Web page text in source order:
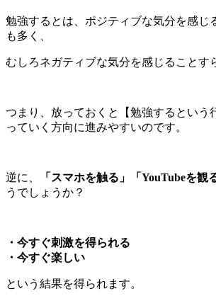
勉強するとは、ポジティブな気分を感じ
も多く、
むしろネガティブな気分を感じることす
つまり、放っておくと【勉強するという
っていく方向に進みやすいのです。
逆に、 「スマホを触る」「YouTubeを観
うでしょうか？
・今すぐ刺激を得られる
・今すぐ楽しい
という結果を得られます。